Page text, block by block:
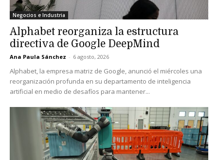
Negocios e Industria
Alphabet reorganiza la estructura
directiva de Google DeepMind
Ana Paula Sánchez - 6 agosto, 2026
Alphabet, la empresa matriz de Google, anunció el miércoles una
reorganización profunda en su departamento de inteligencia
artificial en medio de desafíos para mantener...